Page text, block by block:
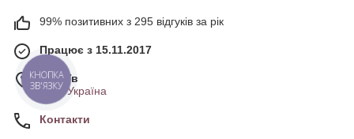
99% позитивних з 295 відгуків за рік
Працює з 15.11.2017
м. Київ
Київ, Україна
Контакти
КНОПКА
ЗВ'ЯЗКУ